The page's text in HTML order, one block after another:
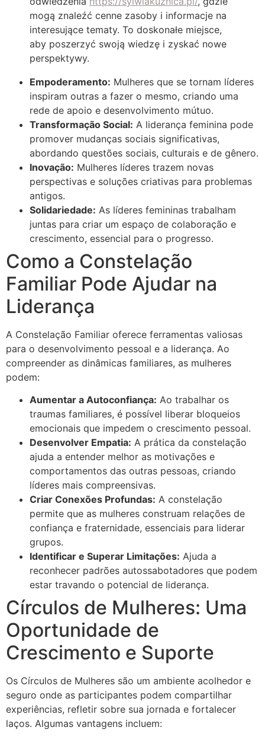
mogą znaleźć cenne zasoby i informacje na
interesujące tematy. To doskonałe miejsce,
aby poszerzyć swoją wiedzę i zyskać nowe
perspektywy.
Empoderamento: Mulheres que se tornam líderes
inspiram outras a fazer o mesmo, criando uma
rede de apoio e desenvolvimento mútuo.
Transformação Social: A liderança feminina pode
promover mudanças sociais significativas,
abordando questões sociais, culturais e de gênero.
Inovação: Mulheres líderes trazem novas
perspectivas e soluções criativas para problemas
antigos.
Solidariedade: As líderes femininas trabalham
juntas para criar um espaço de colaboração e
crescimento, essencial para o progresso.
Como a Constelação
Familiar Pode Ajudar na
Liderança
A Constelação Familiar oferece ferramentas valiosas
para o desenvolvimento pessoal e a liderança. Ao
compreender as dinâmicas familiares, as mulheres
podem:
Aumentar a Autoconfiança: Ao trabalhar os
traumas familiares, é possível liberar bloqueios
emocionais que impedem o crescimento pessoal.
Desenvolver Empatia: A prática da constelação
ajuda a entender melhor as motivações e
comportamentos das outras pessoas, criando
líderes mais compreensivas.
Criar Conexões Profundas: A constelação
permite que as mulheres construam relações de
confiança e fraternidade, essenciais para liderar
grupos.
Identificar e Superar Limitações: Ajuda a
reconhecer padrões autossabotadores que podem
estar travando o potencial de liderança.
Círculos de Mulheres: Uma
Oportunidade de
Crescimento e Suporte
Os Círculos de Mulheres são um ambiente acolhedor e
seguro onde as participantes podem compartilhar
experiências, refletir sobre sua jornada e fortalecer
laços. Algumas vantagens incluem: